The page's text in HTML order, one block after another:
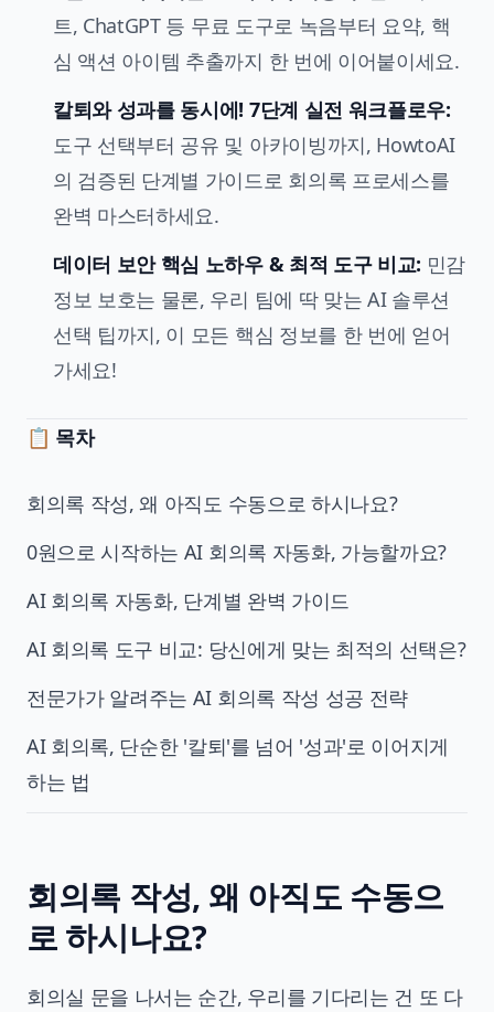
트, ChatGPT 등 무료 도구로 녹음부터 요약, 핵
심 액션 아이템 추출까지 한 번에 이어붙이세요.
칼퇴와 성과를 동시에! 7단계 실전 워크플로우:
도구 선택부터 공유 및 아카이빙까지, HowtoAI
의 검증된 단계별 가이드로 회의록 프로세스를
완벽 마스터하세요.
데이터 보안 핵심 노하우 & 최적 도구 비교: 민감
정보 보호는 물론, 우리 팀에 딱 맞는 AI 솔루션
선택 팁까지, 이 모든 핵심 정보를 한 번에 얻어
가세요!
📋 목차
회의록 작성, 왜 아직도 수동으로 하시나요?
0원으로 시작하는 AI 회의록 자동화, 가능할까요?
AI 회의록 자동화, 단계별 완벽 가이드
AI 회의록 도구 비교: 당신에게 맞는 최적의 선택은?
전문가가 알려주는 AI 회의록 작성 성공 전략
AI 회의록, 단순한 '칼퇴'를 넘어 '성과'로 이어지게
하는 법
회의록 작성, 왜 아직도 수동으
로 하시나요?
회의실 문을 나서는 순간, 우리를 기다리는 건 또 다